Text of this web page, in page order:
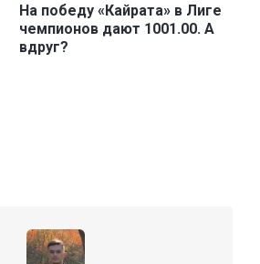
На победу «Кайрата» в Лиге
чемпионов дают 1001.00. А
вдруг?